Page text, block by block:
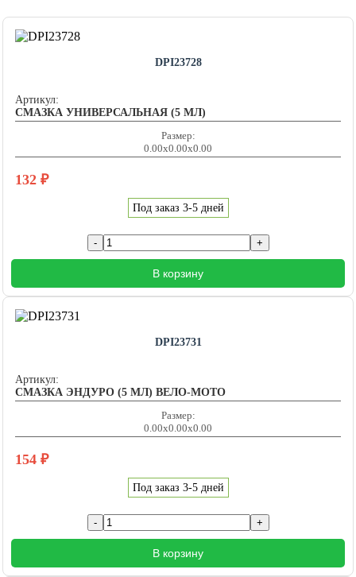
DPI23728
Артикул:
СМАЗКА УНИВЕРСАЛЬНАЯ (5 МЛ)
Размер:
0.00x0.00x0.00
132 ₽
Под заказ 3-5 дней
В корзину
DPI23731
Артикул:
СМАЗКА ЭНДУРО (5 МЛ) ВЕЛО-МОТО
Размер:
0.00x0.00x0.00
154 ₽
Под заказ 3-5 дней
В корзину